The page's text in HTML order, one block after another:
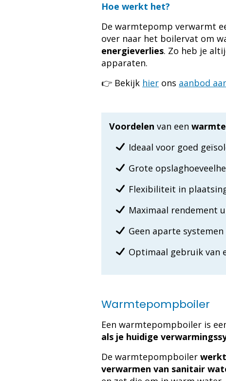
Hoe werkt het?
De warmtepomp verwarmt
over naar het boilervat om
energieverlies. Zo heb je
apparaten.
👉 Bekijk hier ons aanbod
Voordelen van een
Ideaal voor goed
Grote
Flexibiliteit in
Maximaal rendement
Geen aparte
Optimaal gebruik van
Warmtepompboiler
Een warmtepompboiler is
als je huidige
De warmtepompboiler
verwarmen van sanitair